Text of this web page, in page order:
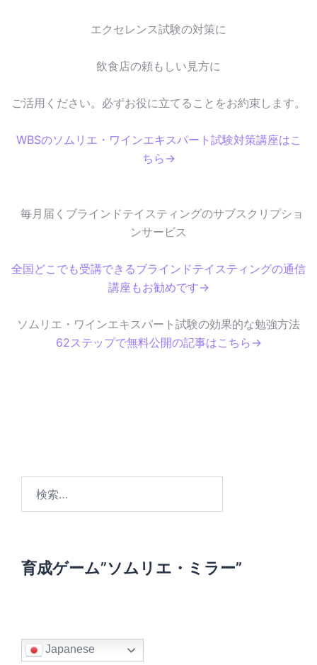
エクセレンス試験の対策に
飲食店の頼もしい見方に
ご活用ください。必ずお役に立てることをお約束します。
WBSのソムリエ・ワインエキスパート試験対策講座はこ
ちら→
毎月届くブラインドテイスティングのサブスクリプショ
ンサービス
全国どこでも受講できるブラインドテイスティングの通信
講座もお勧めです→
ソムリエ・ワインエキスパート試験の効果的な勉強方法
62ステップで無料公開の記事はこちら→
育成ゲーム”ソムリエ・ミラー”
Japanese